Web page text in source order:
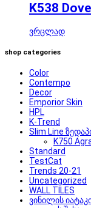
K538
ვრცლად
shop categories
Color
Contempo
Decor
Emporior Skin
HPL
K-Trend
Slim Line
K750
Standard
TestCat
Trends 20-21
Uncategorized
WALL TILES
ვინილის